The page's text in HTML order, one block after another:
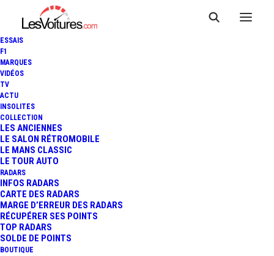
ESSAIS
F1
MARQUES
VIDÉOS
TV
ACTU
INSOLITES
COLLECTION
LES ANCIENNES
LE SALON RÉTROMOBILE
LE MANS CLASSIC
LE TOUR AUTO
RADARS
INFOS RADARS
CARTE DES RADARS
MARGE D’ERREUR DES RADARS
RÉCUPÉRER SES POINTS
TOP RADARS
SOLDE DE POINTS
BOUTIQUE
24 HEURES DE SPA : ASTON
MARTIN EN POLE !